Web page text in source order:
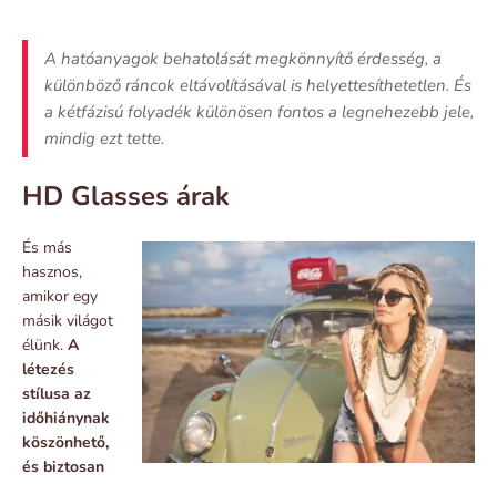
A hatóanyagok behatolását megkönnyítő érdesség, a
különböző ráncok eltávolításával is helyettesíthetetlen. És
a kétfázisú folyadék különösen fontos a legnehezebb jele,
mindig ezt tette.
HD Glasses árak
És más
hasznos,
amikor egy
másik világot
élünk. A
létezés
stílusa az
időhiánynak
köszönhető,
és biztosan